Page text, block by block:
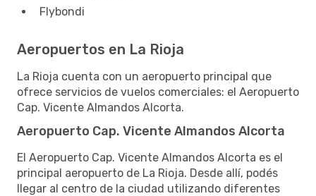
Flybondi
Aeropuertos en La Rioja
La Rioja cuenta con un aeropuerto principal que
ofrece servicios de vuelos comerciales: el Aeropuerto
Cap. Vicente Almandos Alcorta.
Aeropuerto Cap. Vicente Almandos Alcorta
El Aeropuerto Cap. Vicente Almandos Alcorta es el
principal aeropuerto de La Rioja. Desde allí, podés
llegar al centro de la ciudad utilizando diferentes